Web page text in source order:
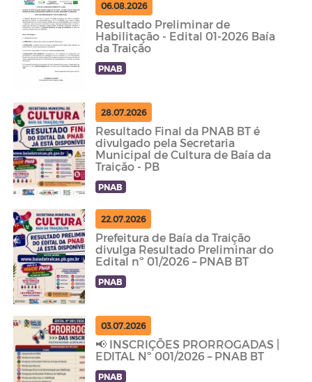
06.08.2026
Resultado Preliminar de
Habilitação - Edital 01-2026 Baía
da Traição
PNAB
28.07.2026
Resultado Final da PNAB BT é
divulgado pela Secretaria
Municipal de Cultura de Baía da
Traição - PB
PNAB
22.07.2026
Prefeitura de Baía da Traição
divulga Resultado Preliminar do
Edital nº 01/2026 – PNAB BT
PNAB
03.07.2026
📢 INSCRIÇÕES PRORROGADAS |
EDITAL Nº 001/2026 – PNAB BT
PNAB